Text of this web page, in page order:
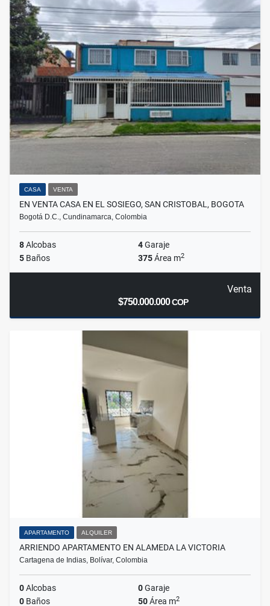
CASA VENTA
EN VENTA CASA EN EL SOSIEGO, SAN CRISTOBAL, BOGOTA
Bogotá D.C., Cundinamarca, Colombia
8Alcobas 4Garaje
5 Baños 375Área m2
Venta
$750.000.000COP
APARTAMENTO ALQUILER
ARRIENDO APARTAMENTO EN ALAMEDA LA VICTORIA
Cartagena de Indias, Bolívar, Colombia
0Alcobas 0Garaje
0 Baños 50Área m2